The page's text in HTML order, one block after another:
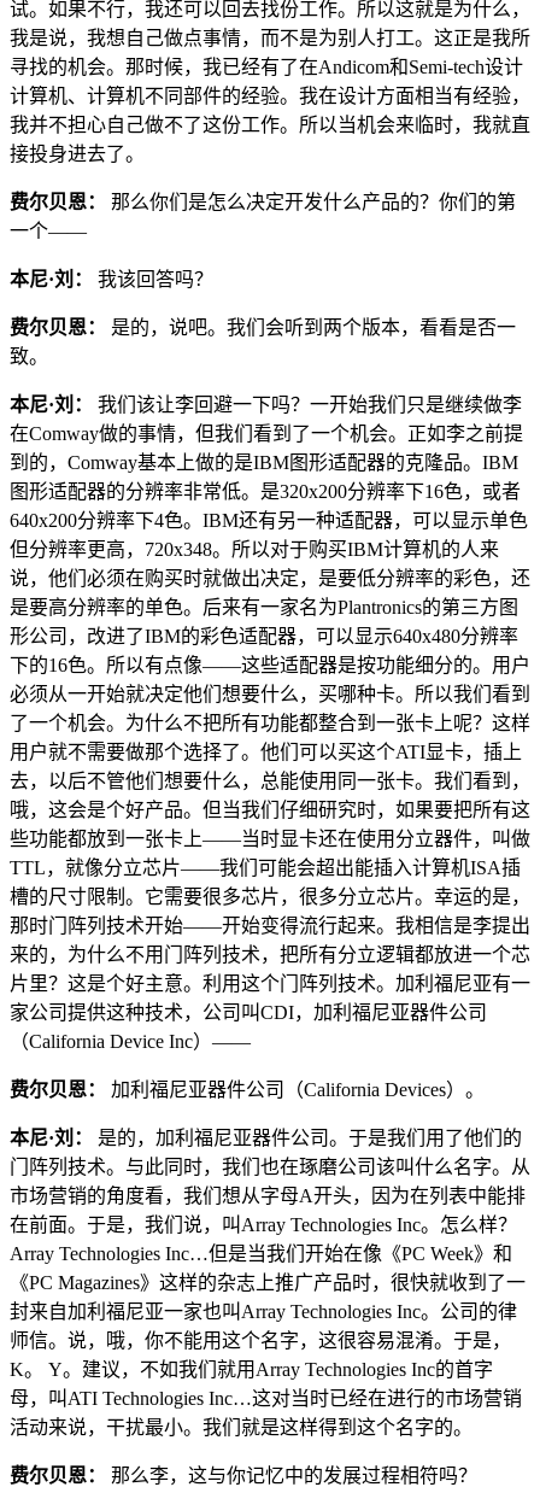
试。如果不行，我还可以回去找份工作。所以这就是为什么，
我是说，我想自己做点事情，而不是为别人打工。这正是我所
寻找的机会。那时候，我已经有了在Andicom和Semi-tech设计
计算机、计算机不同部件的经验。我在设计方面相当有经验，
我并不担心自己做不了这份工作。所以当机会来临时，我就直
接投身进去了。
费尔贝恩：
那么你们是怎么决定开发什么产品的？你们的第
一个——
本尼·刘： 我该回答吗？
费尔贝恩：
是的，说吧。我们会听到两个版本，看看是否一
致。
本尼·刘：
我们该让李回避一下吗？一开始我们只是继续做李
在Comway做的事情，但我们看到了一个机会。正如李之前提
到的，Comway基本上做的是IBM图形适配器的克隆品。IBM
图形适配器的分辨率非常低。是320x200分辨率下16色，或者
640x200分辨率下4色。IBM还有另一种适配器，可以显示单色
但分辨率更高，720x348。所以对于购买IBM计算机的人来
说，他们必须在购买时就做出决定，是要低分辨率的彩色，还
是要高分辨率的单色。后来有一家名为Plantronics的第三方图
形公司，改进了IBM的彩色适配器，可以显示640x480分辨率
下的16色。所以有点像——这些适配器是按功能细分的。用户
必须从一开始就决定他们想要什么，买哪种卡。所以我们看到
了一个机会。为什么不把所有功能都整合到一张卡上呢？这样
用户就不需要做那个选择了。他们可以买这个ATI显卡，插上
去，以后不管他们想要什么，总能使用同一张卡。我们看到，
哦，这会是个好产品。但当我们仔细研究时，如果要把所有这
些功能都放到一张卡上——当时显卡还在使用分立器件，叫做
TTL，就像分立芯片——我们可能会超出能插入计算机ISA插
槽的尺寸限制。它需要很多芯片，很多分立芯片。幸运的是，
那时门阵列技术开始——开始变得流行起来。我相信是李提出
来的，为什么不用门阵列技术，把所有分立逻辑都放进一个芯
片里？这是个好主意。利用这个门阵列技术。加利福尼亚有一
家公司提供这种技术，公司叫CDI，加利福尼亚器件公司
（California Device Inc）——
费尔贝恩： 加利福尼亚器件公司（California Devices）。
本尼·刘：
是的，加利福尼亚器件公司。于是我们用了他们的
门阵列技术。与此同时，我们也在琢磨公司该叫什么名字。从
市场营销的角度看，我们想从字母A开头，因为在列表中能排
在前面。于是，我们说，叫Array Technologies Inc。怎么样？
Array Technologies Inc…但是当我们开始在像《PC Week》和
《PC Magazines》这样的杂志上推广产品时，很快就收到了一
封来自加利福尼亚一家也叫Array Technologies Inc。公司的律
师信。说，哦，你不能用这个名字，这很容易混淆。于是，
K。 Y。建议，不如我们就用Array Technologies Inc的首字
母，叫ATI Technologies Inc…这对当时已经在进行的市场营销
活动来说，干扰最小。我们就是这样得到这个名字的。
费尔贝恩： 那么李，这与你记忆中的发展过程相符吗？